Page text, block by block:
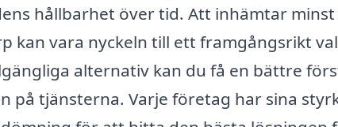
hållbarhet över tid. Att inhämtar
kan vara nyckeln till ett framgångsrikt
alternativ kan du få en bättre
på tjänsterna. Varje företag har sina